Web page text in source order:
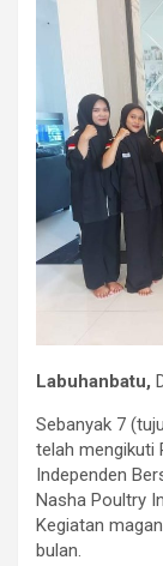
Labuhanbatu,
Sebanyak 7
telah mengikuti
Independen
Nasha Poultry
Kegiatan
bulan.